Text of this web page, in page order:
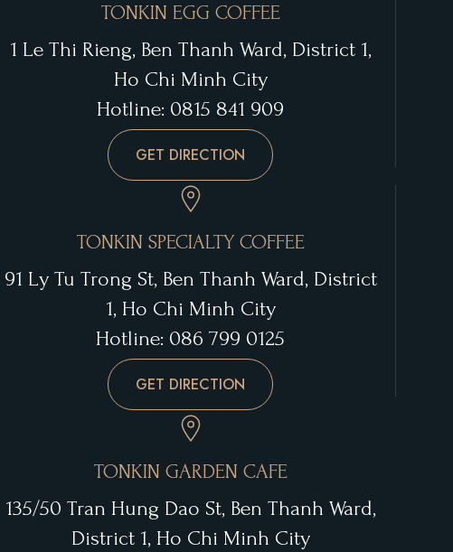
TONKIN EGG COFFEE
1 Le Thi Rieng, Ben Thanh Ward, District 1,
Ho Chi Minh City
Hotline: 0815 841 909
GET DIRECTION
TONKIN SPECIALTY COFFEE
91 Ly Tu Trong St, Ben Thanh Ward, District
1, Ho Chi Minh City
Hotline: 086 799 0125
GET DIRECTION
TONKIN GARDEN CAFE
135/50 Tran Hung Dao St, Ben Thanh Ward,
District 1, Ho Chi Minh City